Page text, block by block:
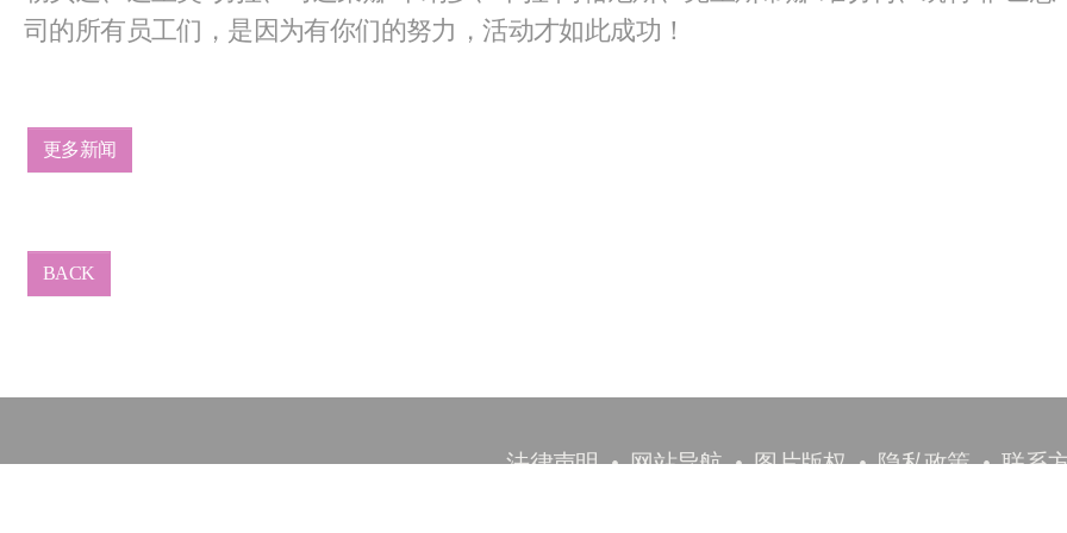
司的所有员工们，是因为有你们的努力，活动才如此成功！
更多新闻
BACK
法律声明 网站导航 图片版权 隐私政策 联系